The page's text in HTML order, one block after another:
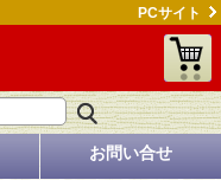
PCサイト
お問い合せ